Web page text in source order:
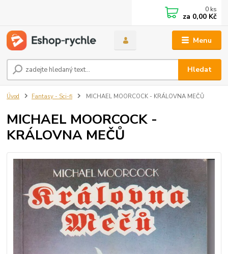
Menu
Hledat
0 ks
za 0,00 Kč
Úvod Fantasy - Sci-fi MICHAEL MOORCOCK - KRÁLOVNA MEČŮ
MICHAEL MOORCOCK -
KRÁLOVNA MEČŮ